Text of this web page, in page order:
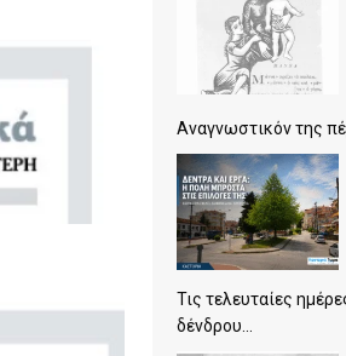
Αναγνωστικόν της
Τις τελευταίες
δένδρου...